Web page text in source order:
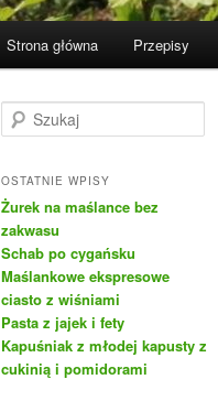
Strona główna Przepisy
z
k
a
j
OSTATNIE WPISY
Żurek na maślance bez
zakwasu
Schab po cygańsku
Maślankowe ekspresowe
ciasto z wiśniami
Pasta z jajek i fety
Kapuśniak z młodej kapusty z
cukinią i pomidorami